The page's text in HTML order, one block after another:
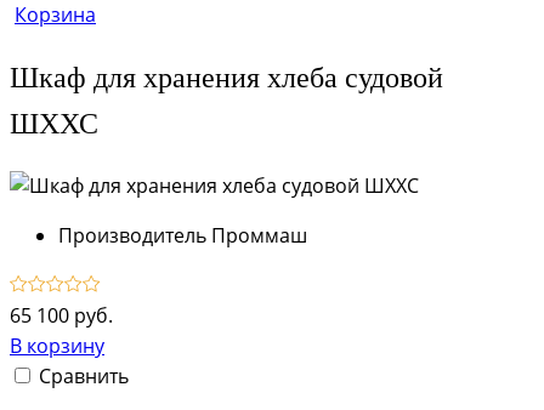
Корзина
Шкаф для хранения хлеба судовой
ШХХС
Производитель Проммаш
65 100 руб.
В корзину
Сравнить